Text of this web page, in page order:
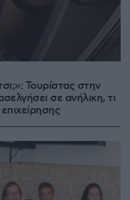
Τουρίστας στην
σε ανήλικη, τι